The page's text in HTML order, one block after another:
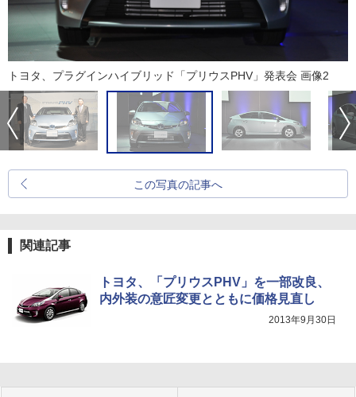
トヨタ、プラグインハイブリッド「プリウスPHV」発表会 画像2
この写真の記事へ
関連記事
トヨタ、「プリウスPHV」を一部改良、
内外装の意匠変更とともに価格見直し
2013年9月30日